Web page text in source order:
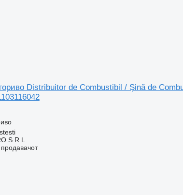
Distribuitor de Combustibil / Șină de
S.R.L.
продавачот